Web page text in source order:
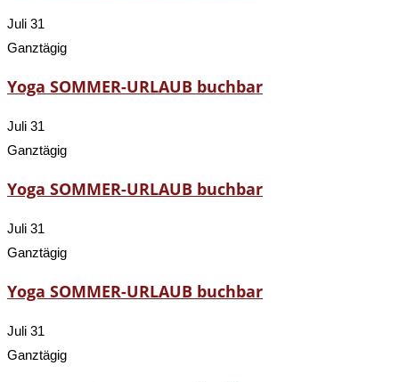
Juli 31
Ganztägig
Yoga SOMMER-URLAUB buchbar
Juli 31
Ganztägig
Yoga SOMMER-URLAUB buchbar
Juli 31
Ganztägig
Yoga SOMMER-URLAUB buchbar
Juli 31
Ganztägig